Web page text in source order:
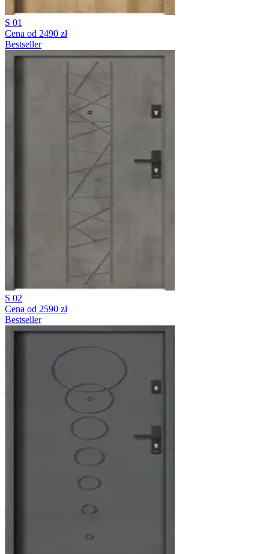
S 01
Cena od 2490 zł
Bestseller
S 02
Cena od 2590 zł
Bestseller